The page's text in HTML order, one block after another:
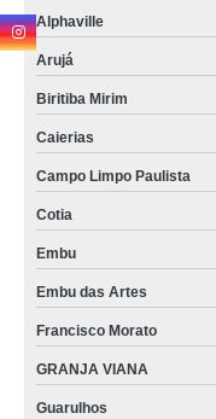
Alphaville
Arujá
Biritiba Mirim
Caierias
Campo Limpo Paulista
Cotia
Embu
Embu das Artes
Francisco Morato
GRANJA VIANA
Guarulhos